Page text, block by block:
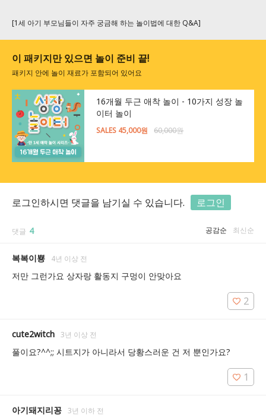
[1세 아기 부모님들이 자주 궁금해 하는 놀이법에 대한 Q&A]
이 패키지만 있으면 놀이 준비 끝!
패키지 안에 놀이 재료가 포함되어 있어요
16개월 두근 애착 놀이 - 10가지 성장 놀
이터 놀이
SALES 45,000원 60,000원
로그인하시면 댓글을 남기실 수 있습니다. 로그인
댓글 4 공감순 최신순
복복이뿅 4년 이상 전
저만 그런가요 상자랑 활동지 구멍이 안맞아요
2
cute2witch 3년 이상 전
풀이요?^^;; 시트지가 아니라서 당황스러운 건 저 뿐인가요?
1
아기돼지리꽁 3년 이하 전